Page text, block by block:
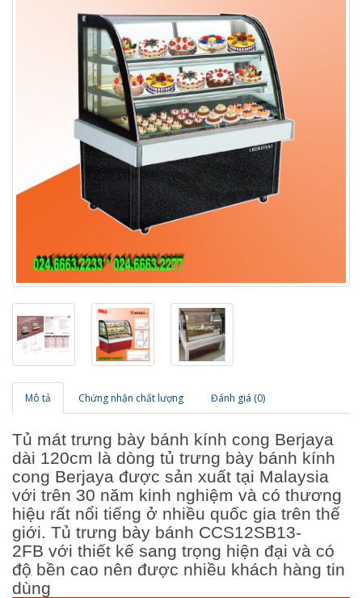
Mô tả Chứng nhận chất lượng Đánh giá (0)
Tủ mát trưng bày bánh kính cong Berjaya
dài 120cm là dòng tủ trưng bày bánh kính
cong Berjaya được sản xuất tại Malaysia
với trên 30 năm kinh nghiệm và có thương
hiệu rất nổi tiếng ở nhiều quốc gia trên thế
giới. Tủ trưng bày bánh CCS12SB13-
2FB với thiết kế sang trọng hiện đại và có
độ bền cao nên được nhiều khách hàng tin
dùng